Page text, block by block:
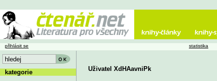
Uživatel XdHAavniPk
přihlásit se statistika
kategorie